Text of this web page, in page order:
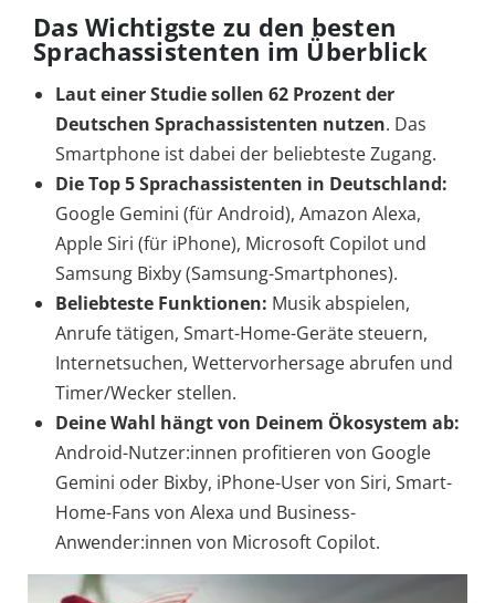
Das Wichtigste zu den besten
Sprachassistenten im Überblick
Laut einer Studie sollen 62 Prozent der
Deutschen Sprachassistenten nutzen. Das
Smartphone ist dabei der beliebteste Zugang.
Die Top 5 Sprachassistenten in Deutschland:
Google Gemini (für Android), Amazon Alexa,
Apple Siri (für iPhone), Microsoft Copilot und
Samsung Bixby (Samsung-Smartphones).
Beliebteste Funktionen: Musik abspielen,
Anrufe tätigen, Smart-Home-Geräte steuern,
Internetsuchen, Wettervorhersage abrufen und
Timer/Wecker stellen.
Deine Wahl hängt von Deinem Ökosystem ab:
Android-Nutzer:innen profitieren von Google
Gemini oder Bixby, iPhone-User von Siri, Smart-
Home-Fans von Alexa und Business-
Anwender:innen von Microsoft Copilot.